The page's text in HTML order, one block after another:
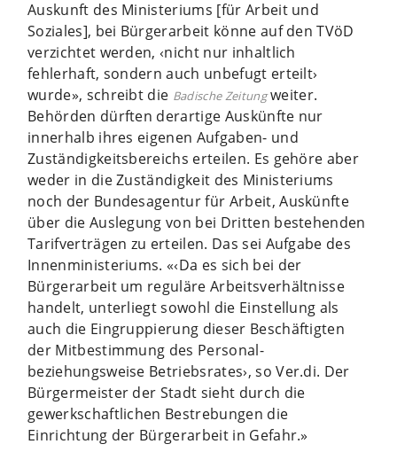
Auskunft des Ministeriums [für Arbeit und
Soziales], bei Bürgerarbeit könne auf den TVöD
verzichtet werden, ‹nicht nur inhaltlich
fehlerhaft, sondern auch unbefugt erteilt›
wurde», schreibt die Badische Zeitungweiter.
Behörden dürften derartige Auskünfte nur
innerhalb ihres eigenen Aufgaben- und
Zuständigkeitsbereichs erteilen. Es gehöre aber
weder in die Zuständigkeit des Ministeriums
noch der Bundesagentur für Arbeit, Auskünfte
über die Auslegung von bei Dritten bestehenden
Tarifverträgen zu erteilen. Das sei Aufgabe des
Innenministeriums. «‹Da es sich bei der
Bürgerarbeit um reguläre Arbeitsverhältnisse
handelt, unterliegt sowohl die Einstellung als
auch die Eingruppierung dieser Beschäftigten
der Mitbestimmung des Personal-
beziehungsweise Betriebsrates›, so Ver.di. Der
Bürgermeister der Stadt sieht durch die
gewerkschaftlichen Bestrebungen die
Einrichtung der Bürgerarbeit in Gefahr.»